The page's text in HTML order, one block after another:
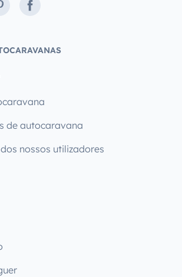
Facebook
de autocaravana
nossos utilizadores